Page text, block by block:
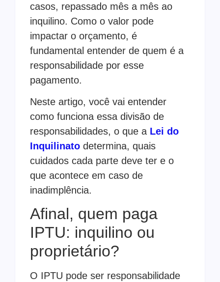
casos, repassado mês a mês ao
inquilino. Como o valor pode
impactar o orçamento, é
fundamental entender de quem é a
responsabilidade por esse
pagamento.
Neste artigo, você vai entender
como funciona essa divisão de
responsabilidades, o que a Lei do
Inquilinato determina, quais
cuidados cada parte deve ter e o
que acontece em caso de
inadimplência.
Afinal, quem paga
IPTU: inquilino ou
proprietário?
O IPTU pode ser responsabilidade